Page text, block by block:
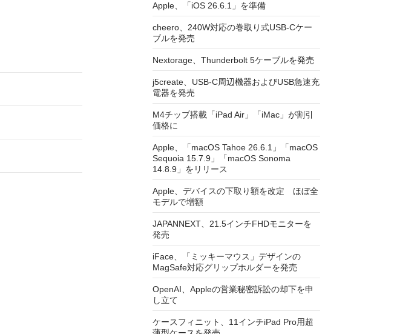
Apple、「iOS 26.6.1」を準備
cheero、240W対応の巻取り式USB-Cケー
ブルを発売
Nextorage、Thunderbolt 5ケーブルを発売
j5create、USB-C周辺機器およびUSB急速充
電器を発売
M4チップ搭載「iPad Air」「iMac」が割引
価格に
Apple、「macOS Tahoe 26.6.1」「macOS
Sequoia 15.7.9」「macOS Sonoma
14.8.9」をリリース
Apple、デバイスの下取り額を改定 ほぼ全
モデルで増額
JAPANNEXT、21.5インチFHDモニターを
発売
iFace、「ミッキーマウス」デザインの
MagSafe対応グリップホルダーを発売
OpenAI、Appleの営業秘密訴訟の却下を申
し立て
ケースフィニット、11インチiPad Pro用超